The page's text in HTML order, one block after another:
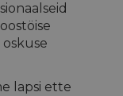
lapsi ette